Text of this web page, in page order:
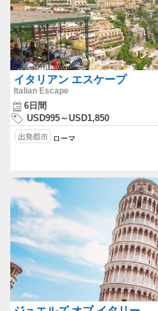
イタリアン エスケープ
Italian Escape
6日間
USD995～USD1,850
ローマ